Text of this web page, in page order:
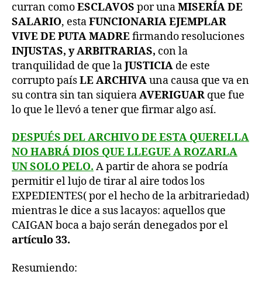
curran comoESCLAVOS por unaMISERÍA DE
SALARIO, estaFUNCIONARIA EJEMPLAR
VIVE DE PUTA MADREfirmando resoluciones
INJUSTAS, y ARBITRARIAS, con la
tranquilidad de que laJUSTICIA de este
corrupto paísLE ARCHIVAuna causa que va en
su contra sin tan siquieraAVERIGUAR que fue
lo que le llevó a tener que firmar algo así.
DESPUÉS DEL ARCHIVO DE ESTA QUERELLA
NO HABRÁ DIOS QUE LLEGUE A ROZARLA
UN SOLO PELO. A partir de ahora se podría
permitir el lujo de tirar al aire todos los
EXPEDIENTES( por el hecho de la arbitrariedad)
mientras le dice a sus lacayos: aquellos que
CAIGAN boca a bajo serán denegados por el
artículo 33.
Resumiendo: